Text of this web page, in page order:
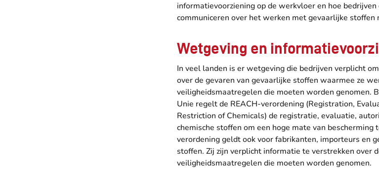
informatievoorziening op de werkvloer en hoe
communiceren over het werken met gevaarlijke stoffen
Wetgeving en
In veel landen is er wetgeving die bedrijven verplicht
over de gevaren van gevaarlijke stoffen waarmee ze
veiligheidsmaatregelen die moeten worden genomen.
Unie regelt de REACH-verordening (Registration,
Restriction of Chemicals) de registratie, evaluatie,
chemische stoffen om een hoge mate van bescherming
verordening geldt ook voor fabrikanten, importeurs en
stoffen. Zij zijn verplicht informatie te verstrekken over
veiligheidsmaatregelen die moeten worden genomen.